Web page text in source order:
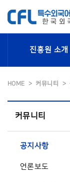
진흥원 소개
HOME 커뮤니티
커뮤니티
공지사항
언론보도